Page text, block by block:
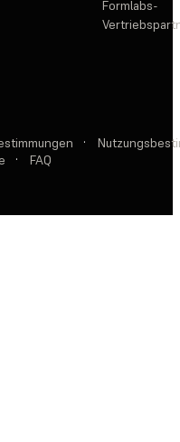
Formlabs-
·
· FAQ